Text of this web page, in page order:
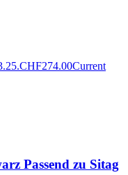
CHF274.00Current
Passend zu Sitag